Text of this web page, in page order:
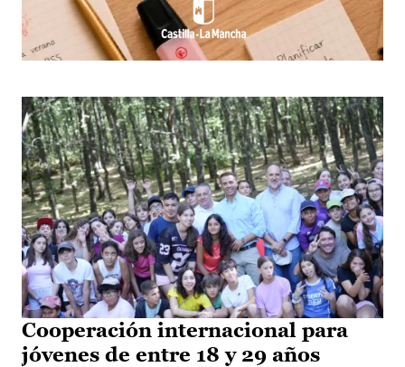
Cooperación internacional para
jóvenes de entre 18 y 29 años